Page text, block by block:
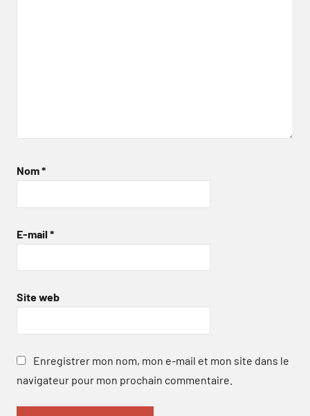
Nom*
E-mail *
Site web
Enregistrer mon nom, mon e-mail et mon site dans le
navigateur pour mon prochain commentaire.